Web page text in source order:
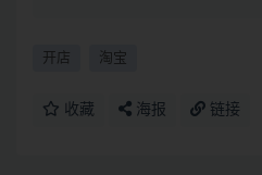
开店 淘宝
收藏 海报 链接